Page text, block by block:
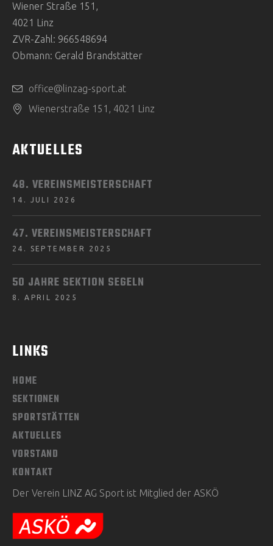
Wiener Straße 151,
4021 Linz
ZVR-Zahl: 966548694
Obmann: Gerald Brandstätter
office@linzag-sport.at
Wienerstraße 151, 4021 Linz
AKTUELLES
48. VEREINSMEISTERSCHAFT
14. JULI 2026
47. VEREINSMEISTERSCHAFT
24. SEPTEMBER 2025
50 JAHRE SEKTION SEGELN
8. APRIL 2025
LINKS
HOME
SEKTIONEN
SPORTSTÄTTEN
AKTUELLES
VORSTAND
KONTAKT
Der Verein LINZ AG Sport ist Mitglied der ASKÖ